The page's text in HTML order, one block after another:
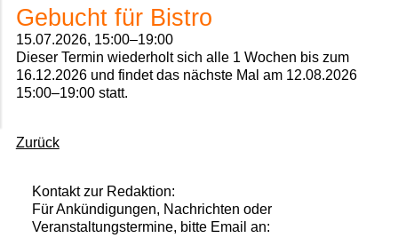
Gebucht für Bistro
15.07.2026, 15:00–19:00
Dieser Termin wiederholt sich alle 1 Wochen bis zum
16.12.2026 und findet das nächste Mal am 12.08.2026
15:00–19:00statt.
Zurück
Kontakt zur Redaktion:
Für Ankündigungen, Nachrichten oder
Veranstaltungstermine, bitte Email an: